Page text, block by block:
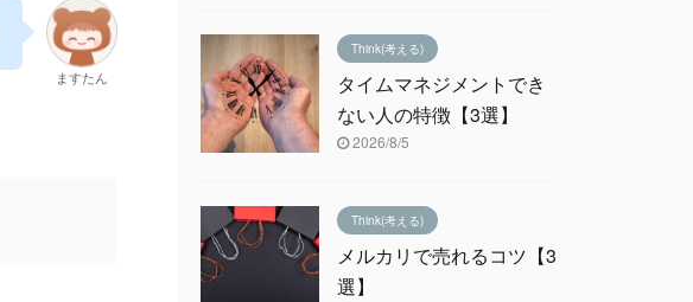
ますたん
Think(考える)
タイムマネジメントでき
ない人の特徴【3選】
2026/8/5
Think(考える)
メルカリで売れるコツ【3
選】